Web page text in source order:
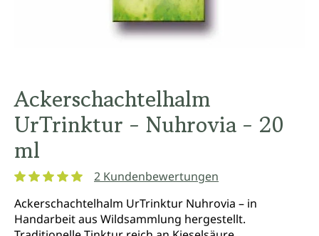
Ackerschachtelhalm
UrTrinktur - Nuhrovia - 20
ml
2 Kundenbewertungen
Ackerschachtelhalm UrTrinktur Nuhrovia – in
Handarbeit aus Wildsammlung hergestellt.